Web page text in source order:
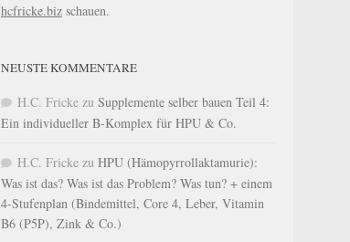
hcfricke.biz schauen.
NEUSTE KOMMENTARE
H.C. Fricke zu Supplemente selber bauen Teil 4:
Ein individueller B-Komplex für HPU & Co.
H.C. Fricke zu HPU (Hämopyrrollaktamurie):
Was ist das? Was ist das Problem? Was tun? + einem
4-Stufenplan (Bindemittel, Core 4, Leber, Vitamin
B6 (P5P), Zink & Co.)